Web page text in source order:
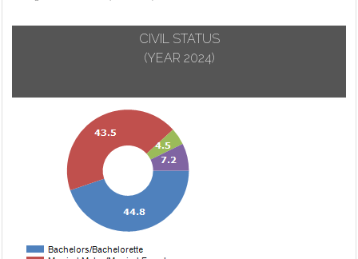
CIVIL STATUS
(YEAR 2024)